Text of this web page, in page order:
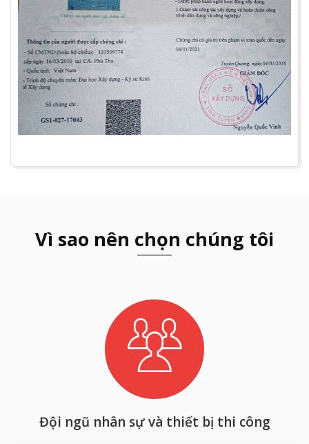
Vì sao nên chọn chúng tôi
Đội ngũ nhân sự và thiết bị thi công